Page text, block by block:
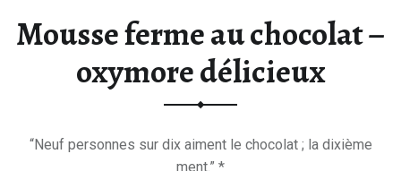
Mousse ferme au chocolat –
oxymore délicieux
“Neuf personnes sur dix aiment le chocolat ; la dixième
ment.” *